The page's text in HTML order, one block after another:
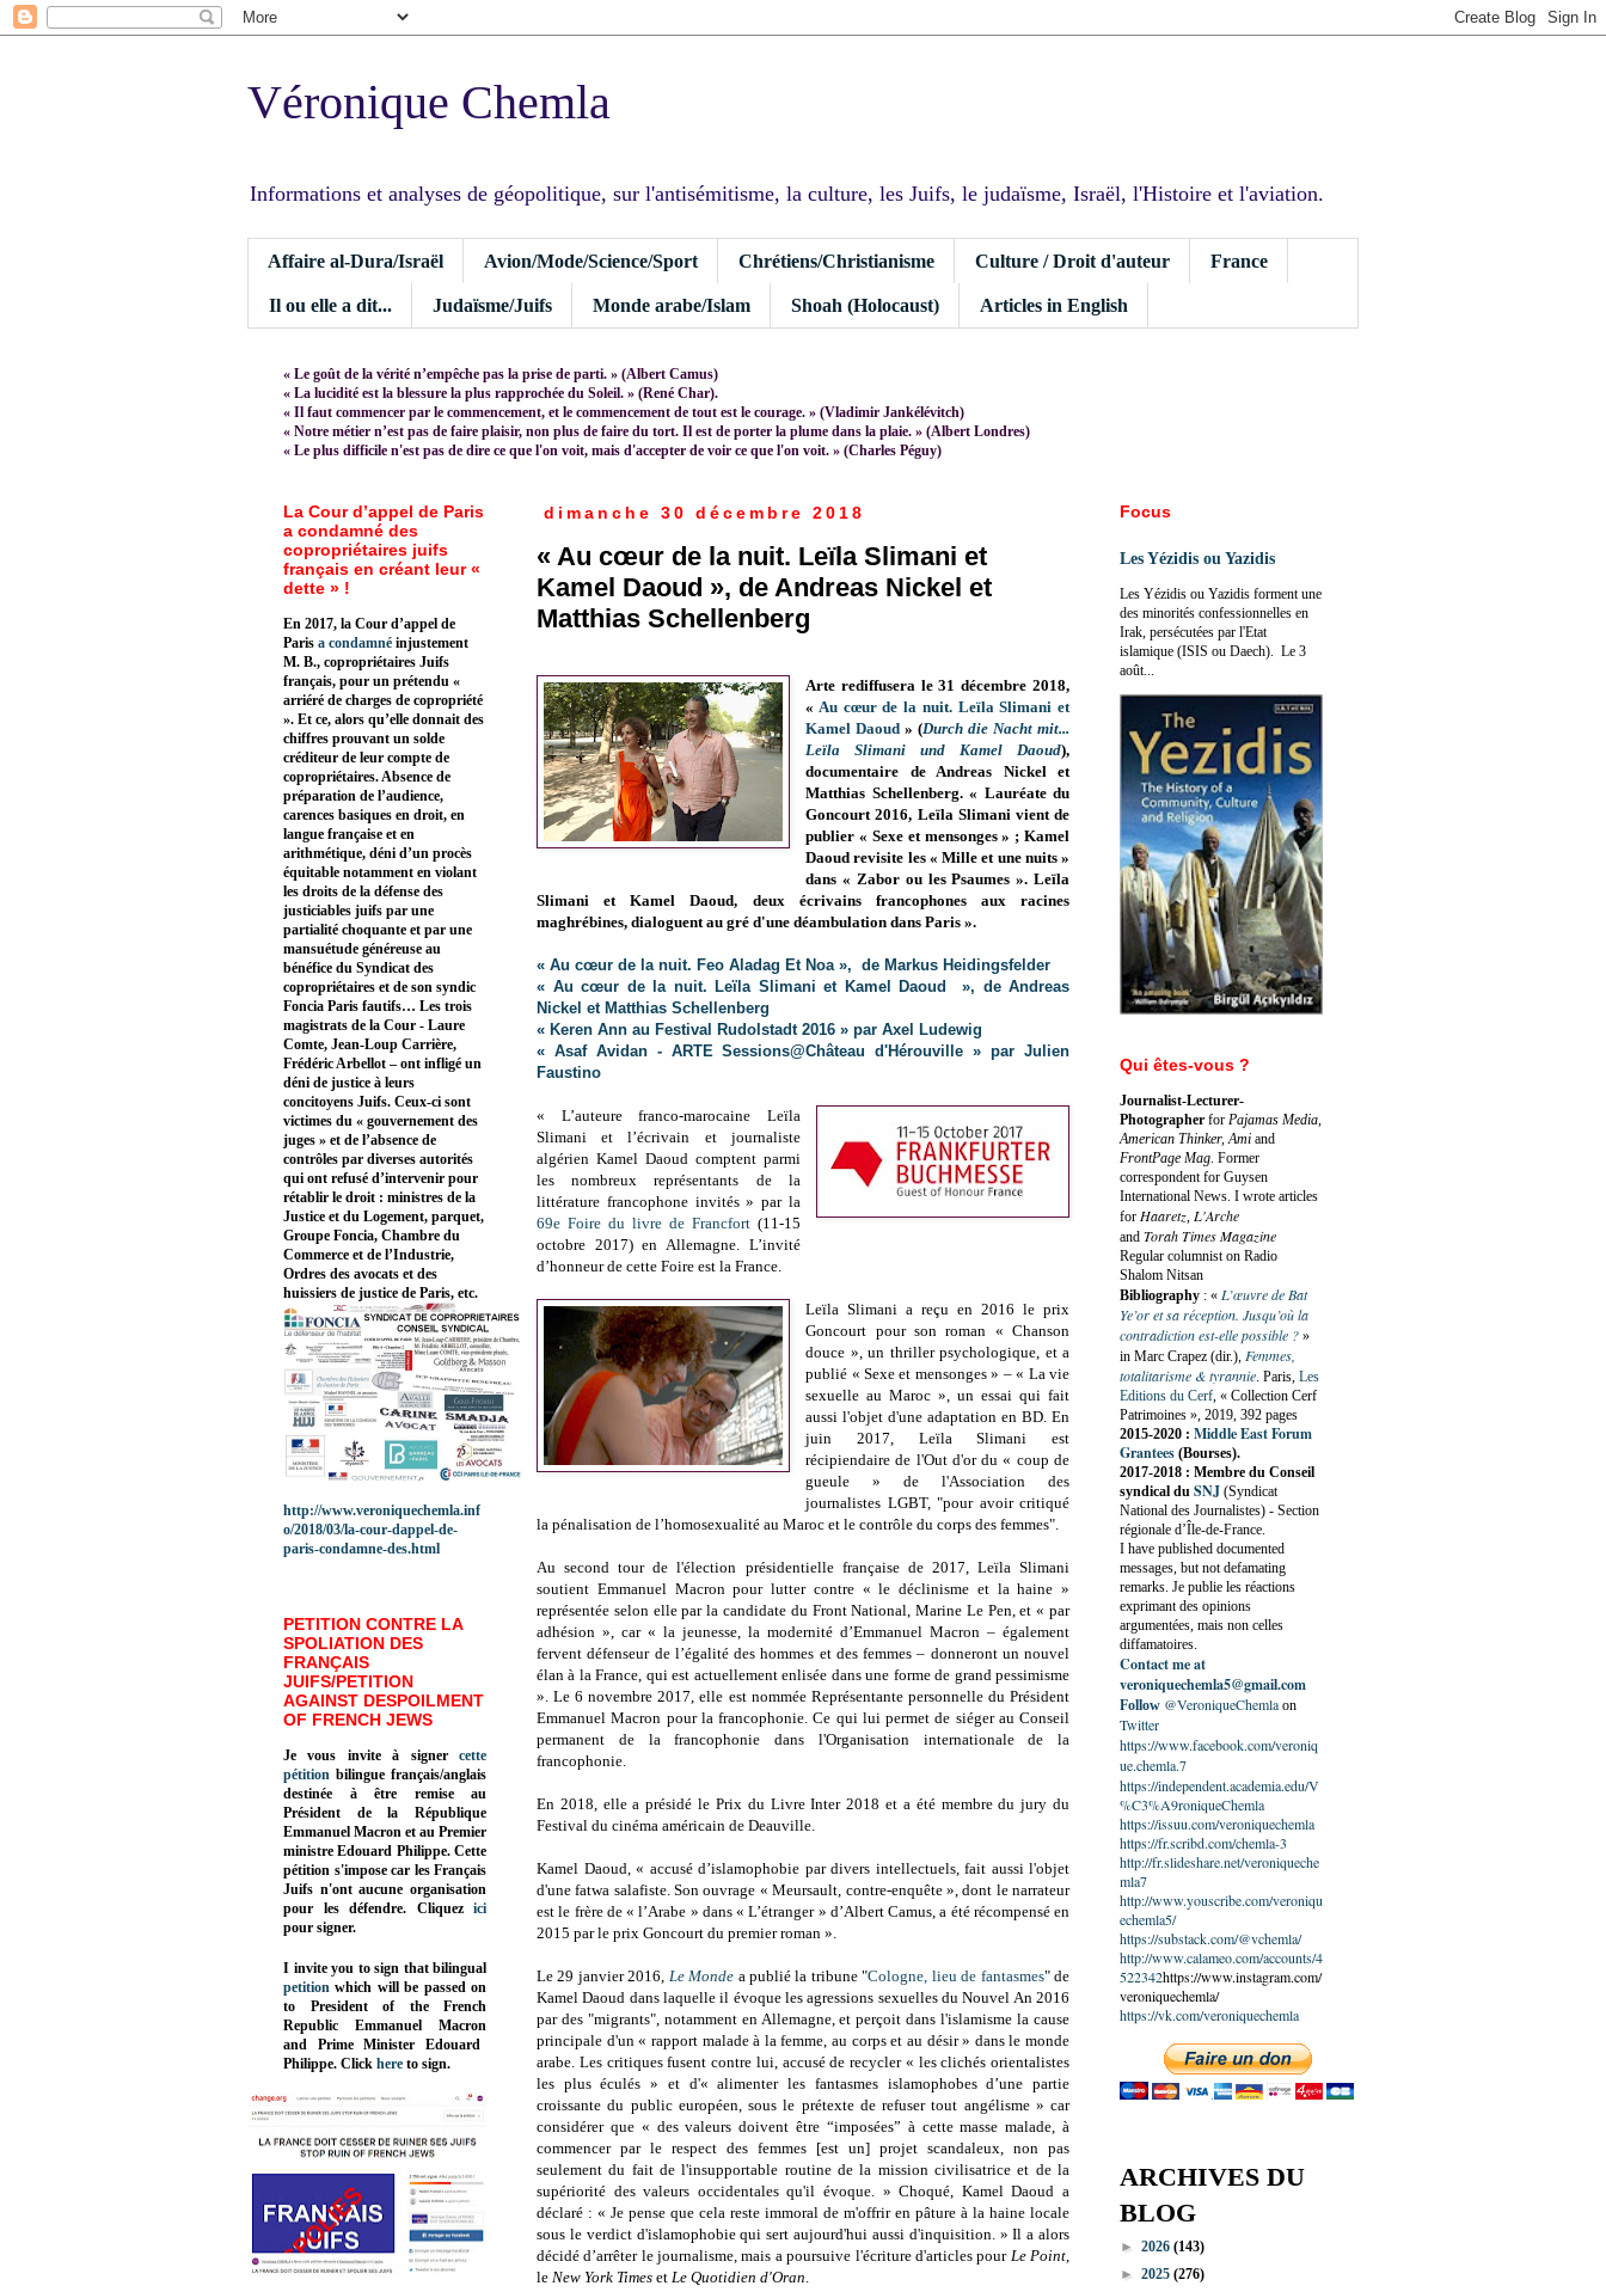
Véronique Chemla
Informations et analyses de géopolitique, sur l'antisémitisme, la culture, les Juifs, le judaïsme, Israël, l'Histoire et l'aviation.
Affaire al-Dura/Israël Avion/Mode/Science/Sport Chrétiens/Christianisme Culture / Droit d'auteur France
Il ou elle a dit... Judaïsme/Juifs Monde arabe/Islam Shoah (Holocaust) Articles in English
« Le goût de la vérité n’empêche pas la prise de parti. » (Albert Camus)
« La lucidité est la blessure la plus rapprochée du Soleil. » (René Char).
« Il faut commencer par le commencement, et le commencement de tout est le courage. » (Vladimir Jankélévitch)
« Notre métier n’est pas de faire plaisir, non plus de faire du tort. Il est de porter la plume dans la plaie. » (Albert Londres)
« Le plus difficile n'est pas de dire ce que l'on voit, mais d'accepter de voir ce que l'on voit. » (Charles Péguy)
dimanche 30 décembre 2018
« Au cœur de la nuit. Leïla Slimani et
Kamel Daoud », de Andreas Nickel et
Matthias Schellenberg
Arte rediffusera le 31 décembre 2018,
« Au cœur de la nuit. Leïla Slimani et
Kamel Daoud » (Durch die Nacht mit...
Leïla Slimani und Kamel Daoud),
documentaire de Andreas Nickel et
Matthias Schellenberg. « Lauréate du
Goncourt 2016, Leïla Slimani vient de
publier « Sexe et mensonges » ; Kamel
Daoud revisite les « Mille et une nuits »
dans « Zabor ou les Psaumes ». Leïla
Slimani et Kamel Daoud, deux écrivains francophones aux racines
maghrébines, dialoguent au gré d'une déambulation dans Paris ».
« Au cœur de la nuit. Feo Aladag Et Noa », de Markus Heidingsfelder
« Au cœur de la nuit. Leïla Slimani et Kamel Daoud », de Andreas
Nickel et Matthias Schellenberg
« Keren Ann au Festival Rudolstadt 2016 » par Axel Ludewig
« Asaf Avidan - ARTE Sessions@Château d'Hérouville » par Julien
Faustino
« L’auteure franco-marocaine Leïla
Slimani et l’écrivain et journaliste
algérien Kamel Daoud comptent parmi
les nombreux représentants de la
littérature francophone invités » par la
69e Foire du livre de Francfort(11-15
octobre 2017) en Allemagne. L’invité
d’honneur de cette Foire est la France.
Leïla Slimani a reçu en 2016 le prix
Goncourt pour son roman « Chanson
douce », un thriller psychologique, et a
publié « Sexe et mensonges » – « La vie
sexuelle au Maroc », un essai qui fait
aussi l'objet d'une adaptation en BD. En
juin 2017, Leïla Slimani est
récipiendaire de l'Out d'or du « coup de
gueule » de l'Association des
journalistes LGBT, "pour avoir critiqué
la pénalisation de l’homosexualité au Maroc et le contrôle du corps des femmes".
Au second tour de l'élection présidentielle française de 2017, Leïla Slimani
soutient Emmanuel Macron pour lutter contre « le déclinisme et la haine »
représentée selon elle par la candidate du Front National, Marine Le Pen, et « par
adhésion », car « la jeunesse, la modernité d’Emmanuel Macron – également
fervent défenseur de l’égalité des hommes et des femmes – donneront un nouvel
élan à la France, qui est actuellement enlisée dans une forme de grand pessimisme
». Le 6 novembre 2017, elle est nommée Représentante personnelle du Président
Emmanuel Macron pour la francophonie. Ce qui lui permet de siéger au Conseil
permanent de la francophonie dans l'Organisation internationale de la
francophonie.
En 2018, elle a présidé le Prix du Livre Inter 2018 et a été membre du jury du
Festival du cinéma américain de Deauville.
Kamel Daoud, « accusé d’islamophobie par divers intellectuels, fait aussi l'objet
d'une fatwa salafiste. Son ouvrage « Meursault, contre-enquête », dont le narrateur
est le frère de « l’Arabe » dans « L’étranger » d’Albert Camus, a été récompensé en
2015 par le prix Goncourt du premier roman ».
Le 29 janvier 2016, Le Monde a publié la tribune "Cologne, lieu de fantasmes" de
Kamel Daoud dans laquelle il évoque les agressions sexuelles du Nouvel An 2016
par des "migrants", notamment en Allemagne, et perçoit dans l'islamisme la cause
principale d'un « rapport malade à la femme, au corps et au désir » dans le monde
arabe. Les critiques fusent contre lui, accusé de recycler « les clichés orientalistes
les plus éculés » et d'« alimenter les fantasmes islamophobes d’une partie
croissante du public européen, sous le prétexte de refuser tout angélisme » car
considérer que « des valeurs doivent être “imposées” à cette masse malade, à
commencer par le respect des femmes [est un] projet scandaleux, non pas
seulement du fait de l'insupportable routine de la mission civilisatrice et de la
supériorité des valeurs occidentales qu'il évoque. » Choqué, Kamel Daoud a
déclaré : « Je pense que cela reste immoral de m'offrir en pâture à la haine locale
sous le verdict d'islamophobie qui sert aujourd'hui aussi d'inquisition. » Il a alors
décidé d’arrêter le journalisme, mais a poursuive l'écriture d'articles pour Le Point,
le New York Times et Le Quotidien d'Oran.
La Cour d’appel de Paris
a condamné des
copropriétaires juifs
français en créant leur «
dette » !
En 2017, la Cour d’appel de
Paris a condamné injustement
M. B., copropriétaires Juifs
français, pour un prétendu «
arriéré de charges de copropriété
». Et ce, alors qu’elle donnait des
chiffres prouvant un solde
créditeur de leur compte de
copropriétaires. Absence de
préparation de l’audience,
carences basiques en droit, en
langue française et en
arithmétique, déni d’un procès
équitable notamment en violant
les droits de la défense des
justiciables juifs par une
partialité choquante et par une
mansuétude généreuse au
bénéfice du Syndicat des
copropriétaires et de son syndic
Foncia Paris fautifs… Les trois
magistrats de la Cour - Laure
Comte, Jean-Loup Carrière,
Frédéric Arbellot – ont infligé un
déni de justice à leurs
concitoyens Juifs. Ceux-ci sont
victimes du « gouvernement des
juges » et de l’absence de
contrôles par diverses autorités
qui ont refusé d’intervenir pour
rétablir le droit : ministres de la
Justice et du Logement, parquet,
Groupe Foncia, Chambre du
Commerce et de l’Industrie,
Ordres des avocats et des
huissiers de justice de Paris, etc.
http://www.veroniquechemla.inf
o/2018/03/la-cour-dappel-de-
paris-condamne-des.html
PETITION CONTRE LA
SPOLIATION DES
FRANÇAIS
JUIFS/PETITION
AGAINST DESPOILMENT
OF FRENCH JEWS
Je vous invite à signer cette
pétition bilingue français/anglais
destinée à être remise au
Président de la République
Emmanuel Macron et au Premier
ministre Edouard Philippe. Cette
pétition s'impose car les Français
Juifs n'ont aucune organisation
pour les défendre. Cliquez
ici
pour signer.
I invite you to sign that bilingual
petition which will be passed on
to President of the French
Republic Emmanuel Macron
and Prime Minister Edouard
Philippe. Click here to sign.
Focus
Les Yézidis ou Yazidis
Les Yézidis ou Yazidis forment une
des minorités confessionnelles en
Irak, persécutées par l'Etat
islamique (ISIS ou Daech). Le 3
août...
Qui êtes-vous ?
Journalist-Lecturer-
Photographer for Pajamas Media,
American Thinker, Ami and
FrontPage Mag. Former
correspondent for Guysen
International News. I wrote articles
for Haaretz, L'Arche
and Torah Times Magazine
Regular columnist on Radio
Shalom Nitsan
Bibliography : « L’œuvre de Bat
Ye’or et sa réception. Jusqu’où la
contradiction est-elle possible ? »
in Marc Crapez (dir.), Femmes,
totalitarisme & tyrannie. Paris, Les
Editions du Cerf, « Collection Cerf
Patrimoines », 2019, 392 pages
2015-2020 : Middle East Forum
Grantees (Bourses).
2017-2018 : Membre du Conseil
syndical du SNJ (Syndicat
National des Journalistes) - Section
régionale d’Île-de-France.
I have published documented
messages, but not defamating
remarks. Je publie les réactions
exprimant des opinions
argumentées, mais non celles
diffamatoires.
Contact me at
veroniquechemla5@gmail.com
Follow @VeroniqueChemlaon
Twitter
https://www.facebook.com/veroniq
ue.chemla.7
https://independent.academia.edu/V
%C3%A9roniqueChemla
https://issuu.com/veroniquechemla
https://fr.scribd.com/chemla-3
http://fr.slideshare.net/veroniqueche
mla7
http://www.youscribe.com/veroniqu
echemla5/
https://substack.com/@vchemla/
http://www.calameo.com/accounts/4
522342https://www.instagram.com/
veroniquechemla/
https://vk.com/veroniquechemla
ARCHIVES DU
BLOG
► 2026 (143)
► 2025 (276)